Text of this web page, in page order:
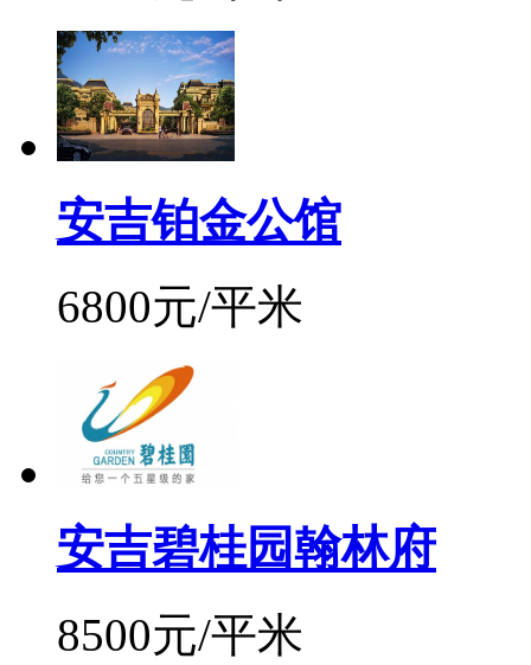
安吉铂金公馆
6800元/平米
安吉碧桂园翰林府
8500元/平米